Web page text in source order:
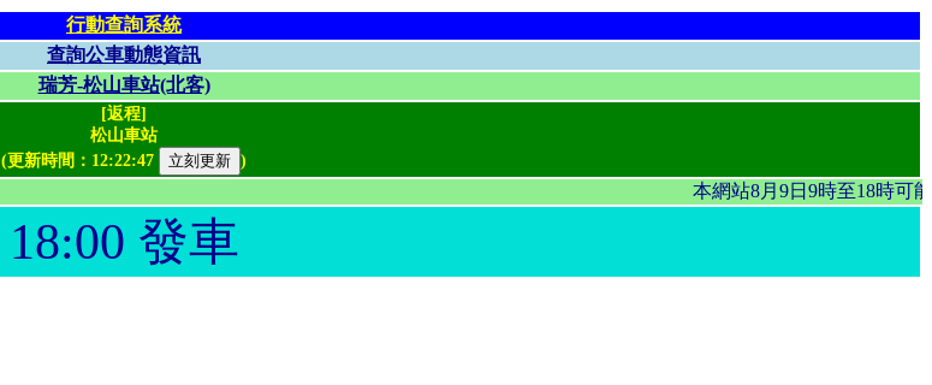
行動查詢系統
查詢公車動態資訊
瑞芳-松山車站(北客)
[返程]
松山車站
(更新時間： 12:22:47 )
本網站8月9日9時至18
18:00 發車